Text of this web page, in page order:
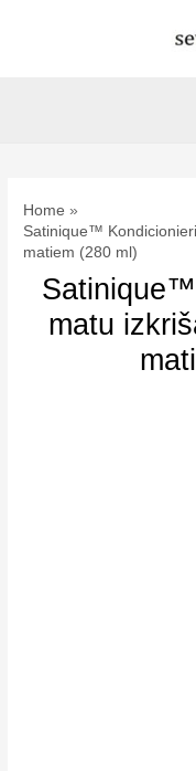
Home
Satinique™
matiem (280 ml)
matu